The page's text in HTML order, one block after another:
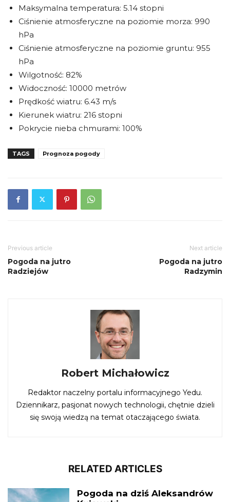
Maksymalna temperatura: 5.14 stopni
Ciśnienie atmosferyczne na poziomie morza: 990
hPa
Ciśnienie atmosferyczne na poziomie gruntu: 955
hPa
Wilgotność: 82%
Widoczność: 10000 metrów
Prędkość wiatru: 6.43 m/s
Kierunek wiatru: 216 stopni
Pokrycie nieba chmurami: 100%
TAGS Prognoza pogody
Previous article
Pogoda na jutro
Radziejów
Next article
Pogoda na jutro
Radzymin
Robert Michałowicz
Redaktor naczelny portalu informacyjnego Yedu.
Dziennikarz, pasjonat nowych technologii, chętnie dzieli
się swoją wiedzą na temat otaczającego świata.
RELATED ARTICLES
Pogoda na dziś Aleksandrów